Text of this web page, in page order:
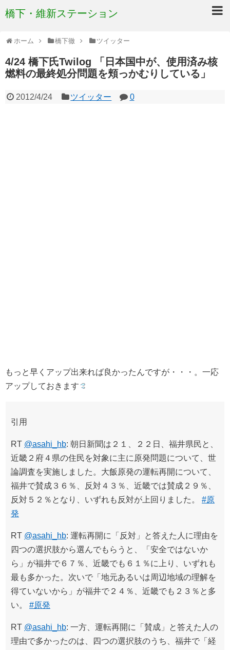
橋下・維新ステーション
ホーム 橋下徹 ツイッター
4/24 橋下氏Twilog 「日本国中が、使用済み核
燃料の最終処分問題を頬っかむりしている」
2012/4/24 ツイッター 0
もっと早くアップ出来れば良かったんですが・・・。一応
アップしておきます
引用
RT @asahi_hb: 朝日新聞は２１、２２日、福井県民と、
近畿２府４県の住民を対象に主に原発問題について、世
論調査を実施しました。大飯原発の運転再開について、
福井で賛成３６％、反対４３％、近畿では賛成２９％、
反対５２％となり、いずれも反対が上回りました。 #原
発
RT @asahi_hb: 運転再開に「反対」と答えた人に理由を
四つの選択肢から選んでもらうと、「安全ではないか
ら」が福井で６７％、近畿でも６１％に上り、いずれも
最も多かった。次いで「地元あるいは周辺地域の理解を
得ていないから」が福井で２４％、近畿でも２３％と多
い。 #原発
RT @asahi_hb: 一方、運転再開に「賛成」と答えた人の
理由で多かったのは、四つの選択肢のうち、福井で「経